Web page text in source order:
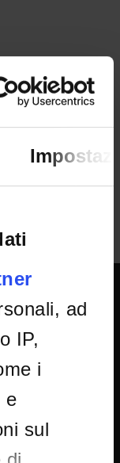
ad
IP,
i
e
sul
borsa